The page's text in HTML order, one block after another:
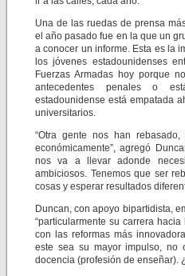
Una de las ruedas de prensa
el año pasado fue en la que un
a conocer un informe. Esta es la
los jóvenes estadounidenses
Fuerzas Armadas hoy porque
antecedentes penales o
estadounidense está empatada
universitarios.
“Otra gente nos han
económicamente”, agregó
nos va a llevar adonde
ambiciosos. Tenemos que ser
cosas y esperar resultados
Duncan, con apoyo bipartidista,
“particularmente su carrera
con las reformas más
este sea su mayor impulso, no
docencia (profesión de enseñar).